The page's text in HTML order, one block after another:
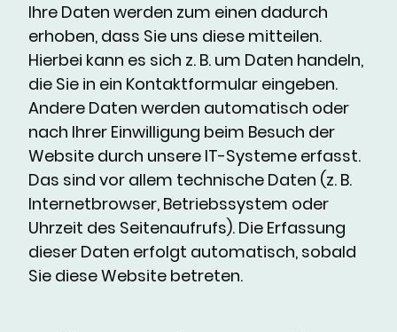
Ihre Daten werden zum einen dadurch
erhoben, dass Sie uns diese mitteilen.
Hierbei kann es sich z. B. um Daten handeln,
die Sie in ein Kontaktformular eingeben.
Andere Daten werden automatisch oder
nach Ihrer Einwilligung beim Besuch der
Website durch unsere IT-Systeme erfasst.
Das sind vor allem technische Daten (z. B.
Internetbrowser, Betriebssystem oder
Uhrzeit des Seitenaufrufs). Die Erfassung
dieser Daten erfolgt automatisch, sobald
Sie diese Website betreten.